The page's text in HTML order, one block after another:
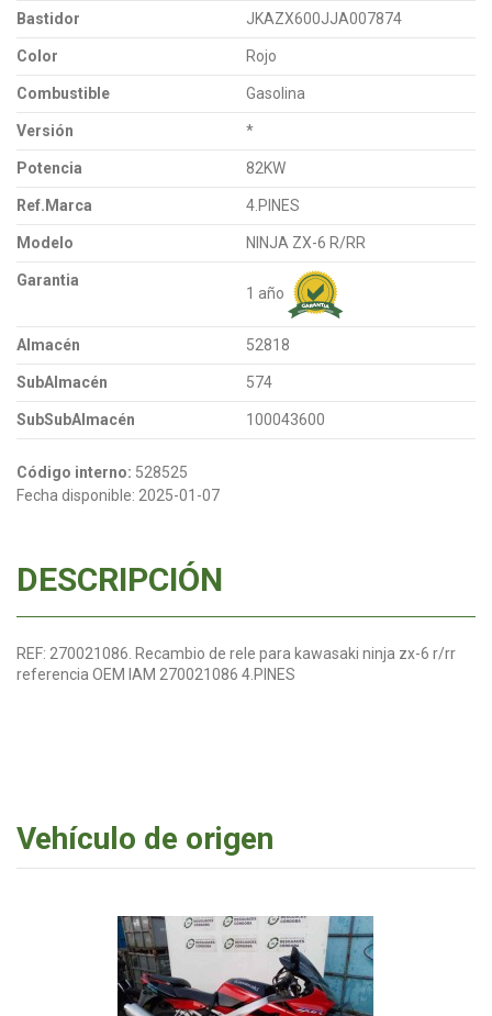
Bastidor JKAZX600JJA007874
Color Rojo
Combustible Gasolina
Versión *
Potencia 82KW
Ref.Marca 4.PINES
Modelo NINJA ZX-6 R/RR
Garantia
1 año
Almacén 52818
SubAlmacén 574
SubSubAlmacén 100043600
Código interno: 528525
Fecha disponible: 2025-01-07
DESCRIPCIÓN
REF: 270021086. Recambio de rele para kawasaki ninja zx-6 r/rr
referencia OEM IAM 270021086 4.PINES
Vehículo de origen